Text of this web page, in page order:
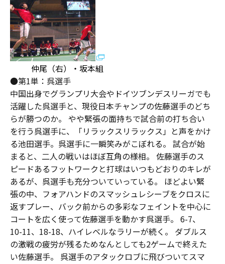
仲尾（右）・坂本組
●第1単：呉選手
中国出身でグランプリ大会やドイツブンデスリーガでも
活躍した呉選手と、現役日本チャンプの佐藤選手のどち
らが勝つのか。 やや緊張の面持ちで試合前の打ち合い
を行う呉選手に、「リラックスリラックス」と声をかけ
る池田選手。呉選手に一瞬笑みがこぼれる。 試合が始
まると、二人の戦いはほぼ互角の様相。 佐藤選手のス
ピードあるフットワークと打球はいつもどおりのキレが
あるが、呉選手も充分ついていっている。 ほどよい緊
張の中、フォアハンドのスマッシュレシーブをクロスに
返すプレー、バック前からの多彩なフェイントを中心に
コートを広く使って佐藤選手を動かす呉選手。 6-7、
10-11、18-18、ハイレベルなラリーが続く。 ダブルス
の激戦の疲労が残るためなんとしても2ゲームで終えた
い佐藤選手。 呉選手のアタックロブに飛びついてスマ